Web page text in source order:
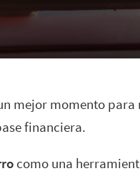
mejor momento
financiera.
como una